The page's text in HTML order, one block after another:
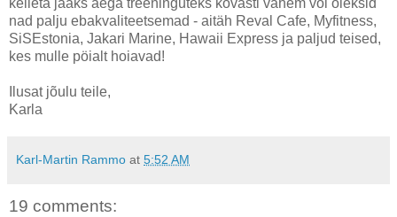
kelleta jääks aega treeninguteks kõvasti vähem või oleksid
nad palju ebakvaliteetsemad - aitäh Reval Cafe, Myfitness,
SiSEstonia, Jakari Marine, Hawaii Express ja paljud teised,
kes mulle pöialt hoiavad!
Ilusat jõulu teile,
Karla
Karl-Martin Rammo at 5:52 AM
19 comments: